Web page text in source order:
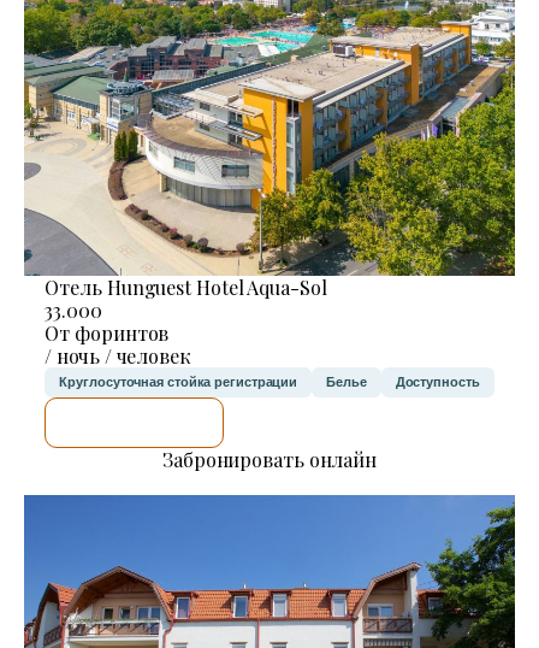
Отель Hunguest Hotel Aqua-Sol
33.000
От форинтов
/ ночь / человек
Круглосуточная стойка регистрации Белье Доступность
Забронировать онлайн